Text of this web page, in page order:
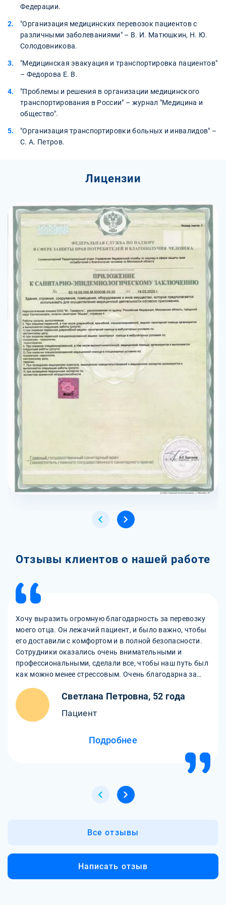
Федерации.
"Организация медицинских перевозок пациентов с
различными заболеваниями" – В. И. Матюшкин, Н. Ю.
Солодовникова.
"Медицинская эвакуация и транспортировка пациентов"
– Федорова Е. В.
"Проблемы и решения в организации медицинского
транспортирования в России" – журнал "Медицина и
общество".
"Организация транспортировки больных и инвалидов" –
С. А. Петров.
Лицензии
Отзывы клиентов о нашей работе
Хочу выразить огромную благодарность за перевозку
моего отца. Он лежачий пациент, и было важно, чтобы
его доставили с комфортом и в полной безопасности.
Сотрудники оказались очень внимательными и
профессиональными, сделали все, чтобы наш путь был
как можно менее стрессовым. Очень благодарна за
Светлана Петровна, 52 года
Пациент
Подробнее
Все отзывы
Написать отзыв